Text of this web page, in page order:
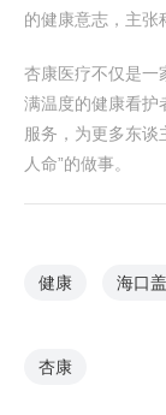
的健康意志，主张
杏康医疗不仅是一
满温度的健康看护
服务，为更多东谈
人命”的做事。
健康 海口
杏康